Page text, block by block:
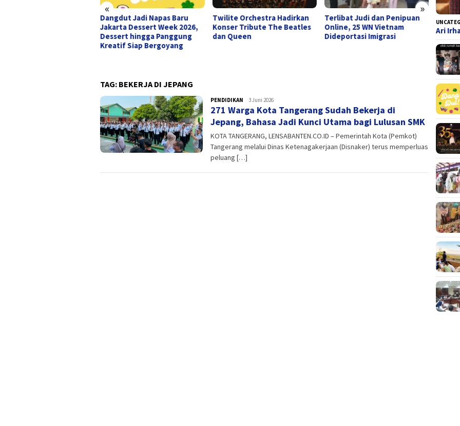
« »
Dangdut Jadi Napas Baru
Jakarta Dessert Week 2026,
Dessert hingga Panggung
Kreatif Siap Bergoyang
Twilite Orchestra Hadirkan
Konser Tribute The Beatles
dan Queen
Terlibat Judi dan Penipuan
Online, 25 WN Vietnam
Dideportasi Imigrasi
TAG: BEKERJA DI JEPANG
PENDIDIKAN admin
3 Juni 2026
271 Warga Kota Tangerang Sudah Bekerja di
Jepang, Bahasa Jadi Kunci Utama bagi Lulusan SMK
KOTA TANGERANG, LENSABANTEN.CO.ID – Pemerintah Kota (Pemkot)
Tangerang melalui Dinas Ketenagakerjaan (Disnaker) terus memperluas
peluang […]
Ari